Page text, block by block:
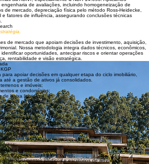
avaliações e assistência em processos judiciais e
da ABNT, especialmente a NBR 14.653. Aplicamos
de avaliações, incluindo homogeneização de
de mercado, depreciação física pelo método Ross-Heidecke,
fatores de influência, assegurando conclusões técnicas
de mercado que apoiam decisões de investimento, aquisição,
Nossa metodologia integra dados técnicos, econômicos,
oportunidades, antecipar riscos e orientar operações
rentabilidade e visão estratégica.
apoiar decisões em qualquer etapa do ciclo imobiliário,
até a gestão de ativos já consolidados.
e imóveis;
e condomínios;
de baixa liquidez;
ou rurais;
e EVTEs;
patrimonial;
em desenvolvimento;
proprietários e family offices.
de locação;